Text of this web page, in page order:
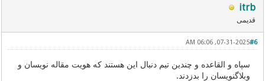
itrb
قدیمی
#6
07-31-2025, 06:06 AM
سپاه و القاعده و چندین تیم دنبال این هستند که هویت مقاله نویسان و
وبلاگنویسان را بدزدند.